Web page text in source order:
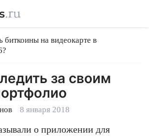
биткоины на видеокарте в
за своим
8 января 2018
о приложении для